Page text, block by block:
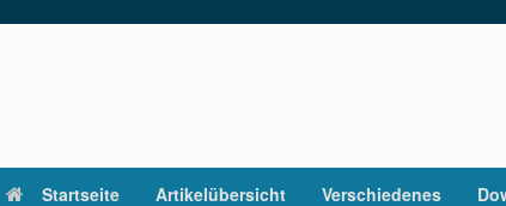
Startseite Artikelübersicht Verschiedenes